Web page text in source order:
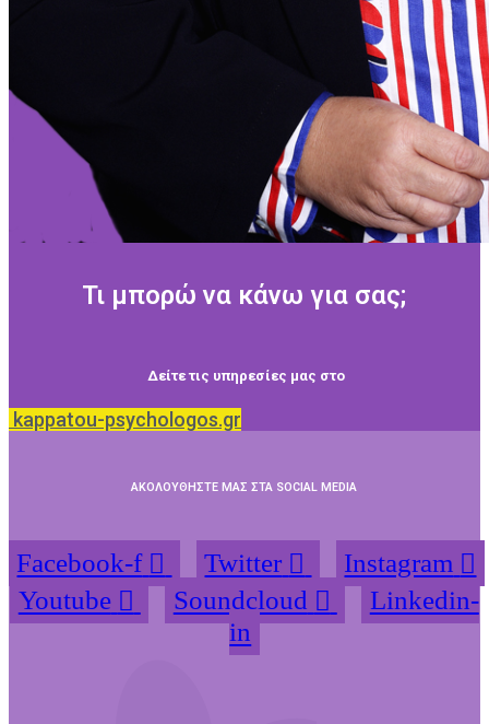
Τι μπορώ να κάνω για σας;
Δείτε τις υπηρεσίες μας στο
kappatou-psychologos.gr
ΑΚΟΛΟΥΘΗΣΤΕ ΜΑΣ ΣΤΑ SOCIAL MEDIA
Facebook-f Twitter
Instagram
Youtube
Soundcloud
Linkedin-
in